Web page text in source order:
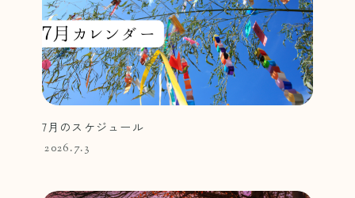
7月のスケジュール
2026.7.3